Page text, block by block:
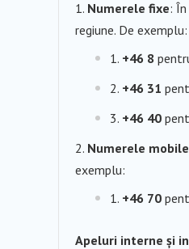
Numerele fixe:
regiune. De exemplu:
+46 8
+46 31
+46 40
Numerele mobile
exemplu:
+46 70
Apeluri interne și